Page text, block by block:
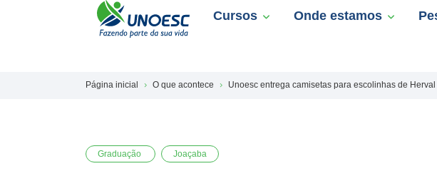
Cursos Onde estamos
Página inicial O que acontece Unoesc entrega camisetas para escolinhas de Herval
Graduação Joaçaba